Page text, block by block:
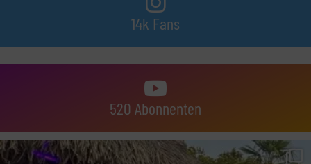
14k Fans
520 Abonnenten